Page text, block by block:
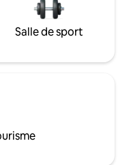
Salle de sport